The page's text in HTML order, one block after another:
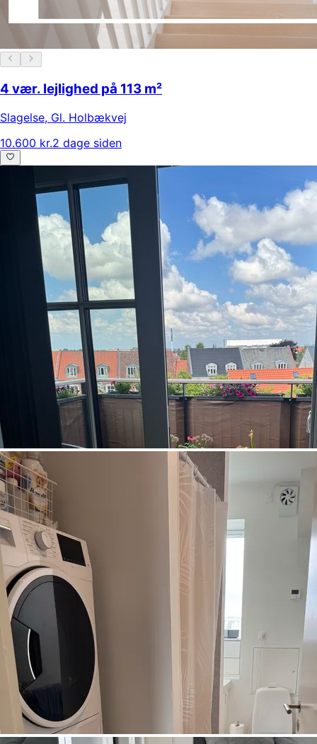
4 vær. lejlighed på 113 m²
Slagelse, Gl. Holbækvej
10.600 kr.2 dage siden